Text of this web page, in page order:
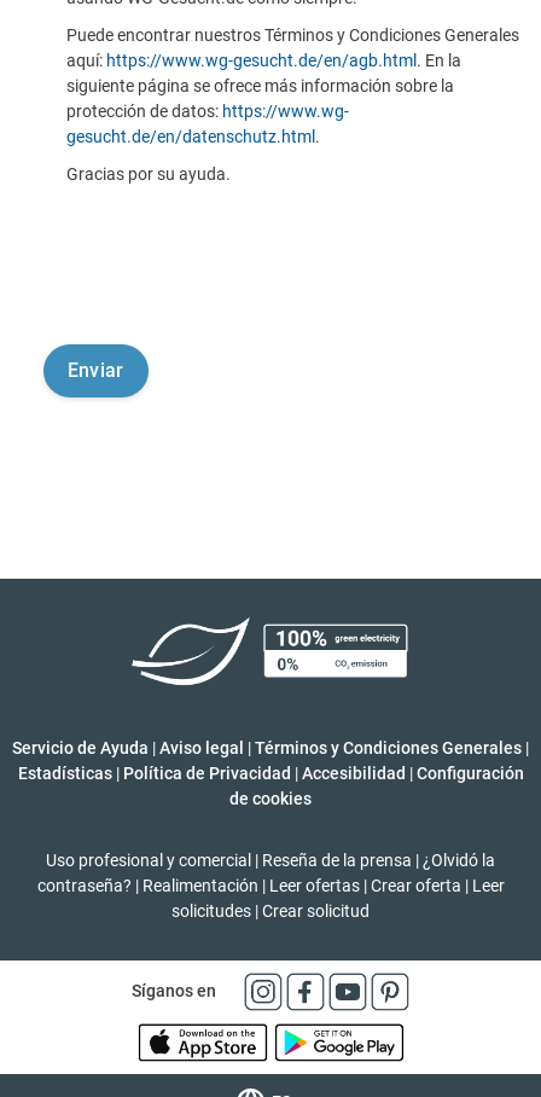
Puede encontrar nuestros Términos y Condiciones Generales
aquí: https://www.wg-gesucht.de/en/agb.html . En la
siguiente página se ofrece más información sobre la
protección de datos: https://www.wg-
gesucht.de/en/datenschutz.html .
Gracias por su ayuda.
Servicio de Ayuda |Aviso legal |Términos y Condiciones Generales |
Estadísticas | Política de Privacidad | Accesibilidad | Configuración
de cookies
Uso profesional y comercial | Reseña de la prensa | ¿Olvidó la
contraseña? | Realimentación | Leer ofertas | Crear oferta | Leer
solicitudes |Crear solicitud
Síganos en